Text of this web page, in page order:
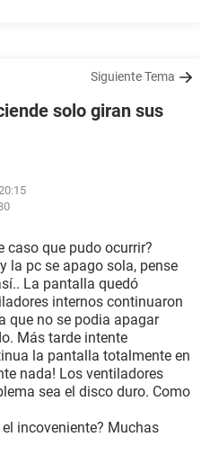
Siguiente Tema
solo giran sus
caso que pudo ocurrir?
la pc se apago sola, pense
La pantalla quedó
internos continuaron
que no se podia apagar
Más tarde intente
la pantalla totalmente en
nada! Los ventiladores
sea el disco duro. Como
incoveniente? Muchas